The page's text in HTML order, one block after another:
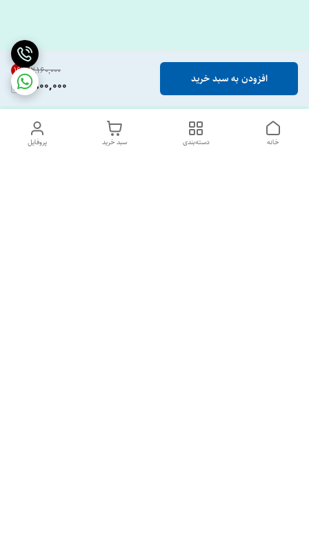
۲٬۱۶۰٬۰۰۰ 16%
1,800,000 افزودن به سبد خرید
پروفایل سبد خرید دسته‌بندی خانه